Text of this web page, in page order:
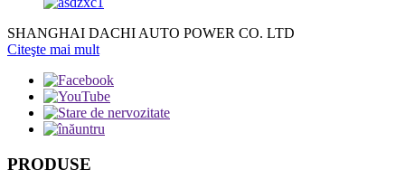
SHANGHAI DACHI AUTO POWER CO. LTD
Citeşte mai mult
PRODUSE